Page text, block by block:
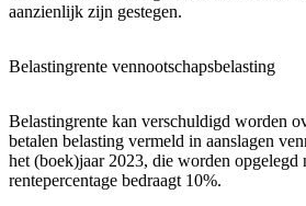
aanzienlijk zijn gestegen.
Belastingrente vennootschapsbelasting
Belastingrente kan verschuldigd worden
betalen belasting vermeld in aanslagen
het (boek)jaar 2023, die worden
rentepercentage bedraagt 10%.